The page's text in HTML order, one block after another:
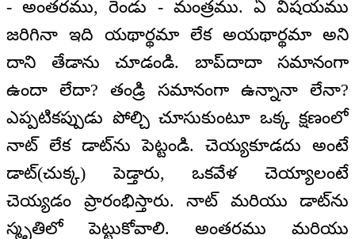
- అంతరము, రెండు - మంత్రము. ఏ విషయము
జరిగినా ఇది యథార్థమా లేక అయథార్థమా అని
దాని తేడాను చూడండి. బాప్‌దాదా సమానంగా
ఉందా లేదా? తండ్రి సమానంగా ఉన్నానా లేనా?
ఎప్పటికప్పుడు పోల్చి చూసుకుంటూ ఒక్క క్షణంలో
నాట్ లేక డాట్‌ను పెట్టండి. చెయ్యకూడదు అంటే
డాట్(చుక్క) పెడ్తారు, ఒకవేళ చెయ్యాలంటే
చెయ్యడం ప్రారంభిస్తారు. నాట్ మరియు డాట్‌ను
స్మృతిలో పెట్టుకోవాలి. అంతరము మరియు